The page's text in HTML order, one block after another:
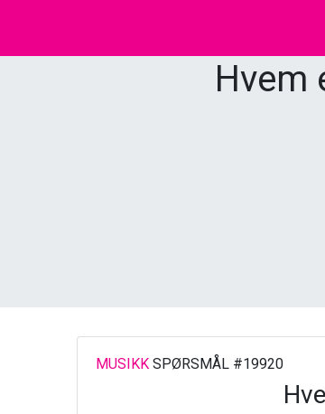
Hvem
MUSIKKSPØRSMÅL #19920